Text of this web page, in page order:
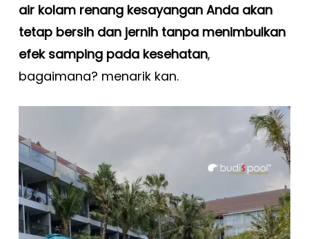
air kolam renang kesayangan Anda akan
tetap bersih dan jernih tanpa menimbulkan
efek samping pada kesehatan,
bagaimana? menarik kan.